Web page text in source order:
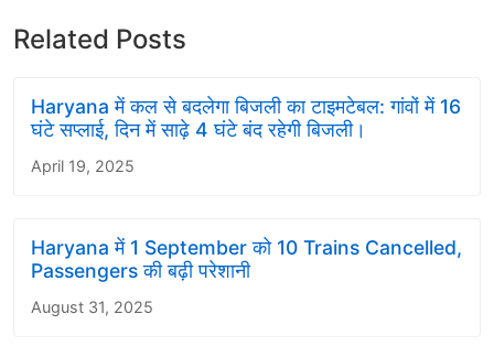
Related Posts
Haryana में कल से बदलेगा बिजली का टाइमटेबल: गांवों में 16
घंटे सप्लाई, दिन में साढ़े 4 घंटे बंद रहेगी बिजली।
April 19, 2025
Haryana में 1 September को 10 Trains Cancelled,
Passengers की बढ़ी परेशानी
August 31, 2025